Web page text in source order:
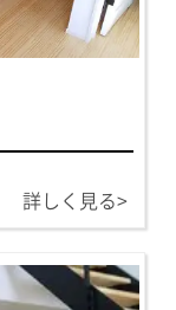
詳しく見る>